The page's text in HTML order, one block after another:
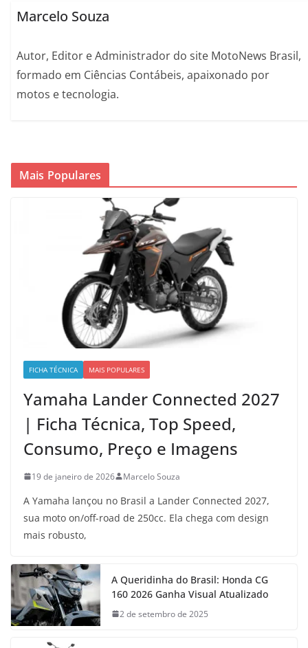
Marcelo Souza
Autor, Editor e Administrador do site MotoNews Brasil,
formado em Ciências Contábeis, apaixonado por
motos e tecnologia.
Mais Populares
FICHA TÉCNICA MAIS POPULARES
Yamaha Lander Connected 2027
| Ficha Técnica, Top Speed,
Consumo, Preço e Imagens
19 de janeiro de 2026 Marcelo Souza
A Yamaha lançou no Brasil a Lander Connected 2027,
sua moto on/off-road de 250cc. Ela chega com design
mais robusto,
A Queridinha do Brasil: Honda CG
160 2026 Ganha Visual Atualizado
2 de setembro de 2025